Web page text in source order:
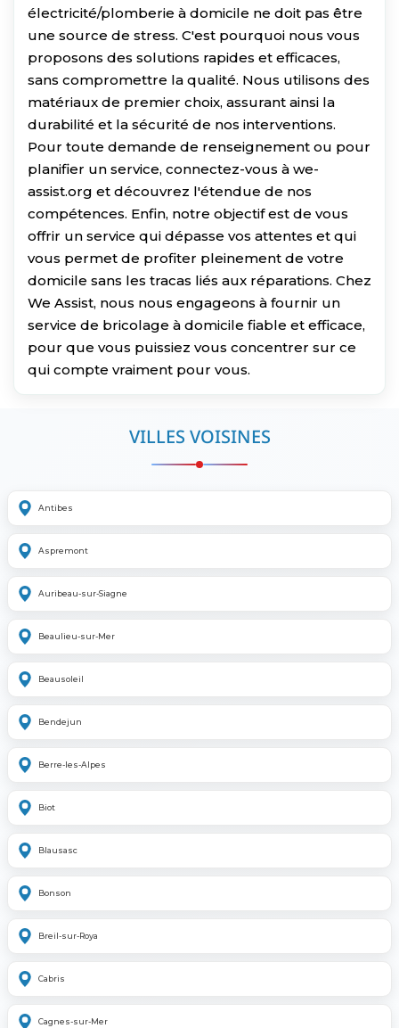
électricité/plomberie à domicile ne doit pas être
une source de stress. C'est pourquoi nous vous
proposons des solutions rapides et efficaces,
sans compromettre la qualité. Nous utilisons des
matériaux de premier choix, assurant ainsi la
durabilité et la sécurité de nos interventions.
Pour toute demande de renseignement ou pour
planifier un service, connectez-vous à we-
assist.org et découvrez l'étendue de nos
compétences. Enfin, notre objectif est de vous
offrir un service qui dépasse vos attentes et qui
vous permet de profiter pleinement de votre
domicile sans les tracas liés aux réparations. Chez
We Assist, nous nous engageons à fournir un
service de bricolage à domicile fiable et efficace,
pour que vous puissiez vous concentrer sur ce
qui compte vraiment pour vous.
VILLES VOISINES
Antibes
Aspremont
Auribeau-sur-Siagne
Beaulieu-sur-Mer
Beausoleil
Bendejun
Berre-les-Alpes
Biot
Blausasc
Bonson
Breil-sur-Roya
Cabris
Cagnes-sur-Mer